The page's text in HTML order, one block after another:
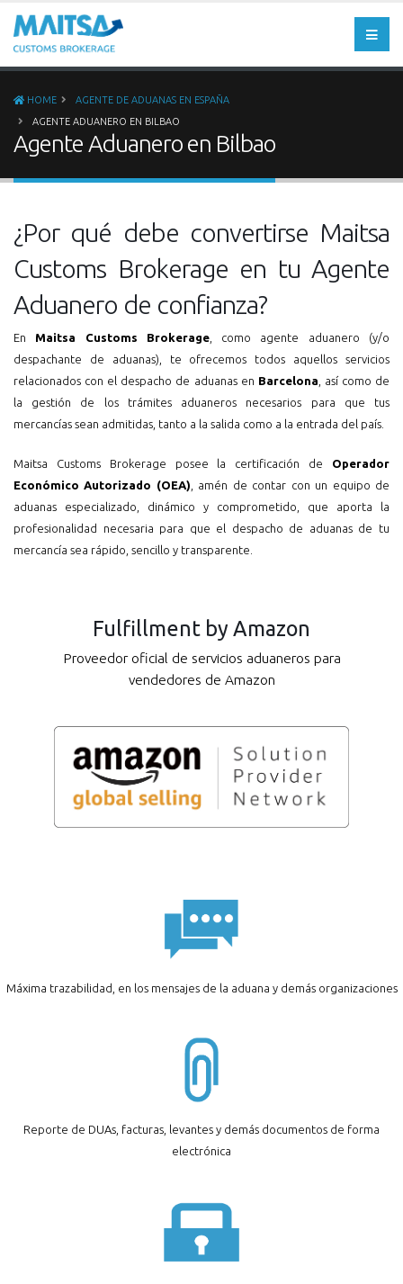
HOME
AGENTE DE ADUANAS EN ESPAÑA
AGENTE ADUANERO EN BILBAO
Agente Aduanero en Bilbao
¿Por qué debe convertirse Maitsa
Customs Brokerage en tu Agente
Aduanero de confianza?
En Maitsa Customs Brokerage, como agente aduanero (y/o
despachante de aduanas), te ofrecemos todos aquellos servicios
relacionados con el despacho de aduanas en Barcelona , así como de
la gestión de los trámites aduaneros necesarios para que tus
mercancías sean admitidas, tanto a la salida como a la entrada del país.
Maitsa Customs Brokerage posee la certificación de Operador
Económico Autorizado (OEA) , amén de contar con un equipo de
aduanas especializado, dinámico y comprometido, que aporta la
profesionalidad necesaria para que el despacho de aduanas de tu
mercancía sea rápido, sencillo y transparente.
Fulfillment by Amazon
Proveedor oficial de servicios aduaneros para
vendedores de Amazon
Máxima trazabilidad, en los mensajes de la aduana y demás organizaciones
Reporte de DUAs, facturas, levantes y demás documentos de forma
electrónica